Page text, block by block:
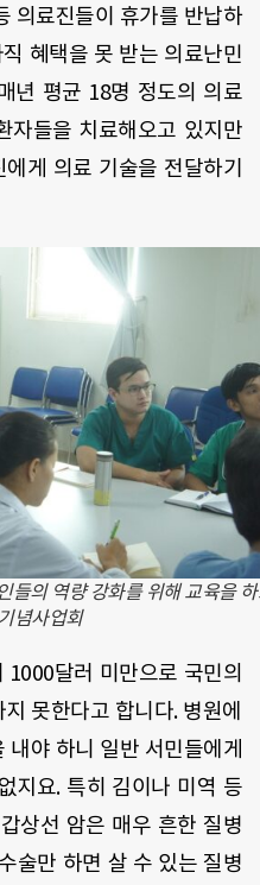
의료진들이 휴가를 반납하
혜택을 못 받는 의료난민
년 평균 18명 정도의 의료
자들을 치료해오고 있지만
게 의료 기술을 전달하기
들의 역량 강화를 위해 교육을
념사업회
달러 미만으로 국민의
못한다고 합니다. 병원에
내야 하니 일반 서민들에게
지요. 특히 김이나 미역 등
상선 암은 매우 흔한 질병
술만 하면 살 수 있는 질병